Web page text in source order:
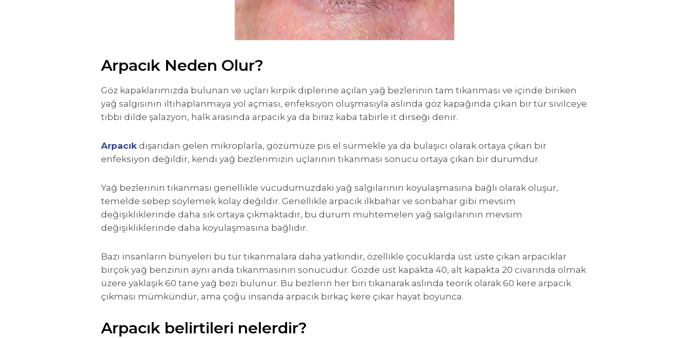
Arpacık Neden Olur?
Göz kapaklarımızda bulunan ve uçları kirpik diplerine açılan yağ bezlerinin tam tıkanması ve içinde biriken
yağ salgısının iltihaplanmaya yol açması, enfeksiyon oluşmasıyla aslında göz kapağında çıkan bir tür sivilceye
tıbbi dilde şalazyon, halk arasında arpacık ya da biraz kaba tabirle it dirseği denir.
Arpacık dışarıdan gelen mikroplarla, gözümüze pis el sürmekle ya da bulaşıcı olarak ortaya çıkan bir
enfeksiyon değildir, kendi yağ bezlerimizin uçlarının tıkanması sonucu ortaya çıkan bir durumdur.
Yağ bezlerinin tıkanması genellikle vücudumuzdaki yağ salgılarının koyulaşmasına bağlı olarak oluşur,
temelde sebep söylemek kolay değildir. Genellikle arpacık ilkbahar ve sonbahar gibi mevsim
değişikliklerinde daha sık ortaya çıkmaktadır, bu durum muhtemelen yağ salgılarının mevsim
değişikliklerinde daha koyulaşmasına bağlıdır.
Bazı insanların bünyeleri bu tür tıkanmalara daha yatkındır, özellikle çocuklarda üst üste çıkan arpacıklar
birçok yağ benzinin aynı anda tıkanmasının sonucudur. Gözde üst kapakta 40, alt kapakta 20 civarında olmak
üzere yaklaşık 60 tane yağ bezi bulunur. Bu bezlerin her biri tıkanarak aslında teorik olarak 60 kere arpacık
çıkması mümkündür, ama çoğu insanda arpacık birkaç kere çıkar hayat boyunca.
Arpacık belirtileri nelerdir?